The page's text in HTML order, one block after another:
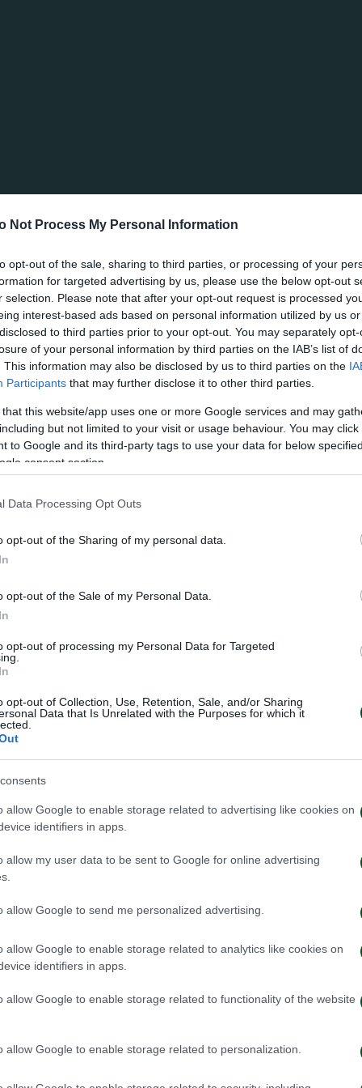
Not Process My Personal Information
opt-out of the sale, sharing to third parties, or processing of your
for targeted advertising by us, please use the below opt-out
selection. Please note that after your opt-out request is processed
interest-based ads based on personal information utilized by us
to third parties prior to your opt-out. You may separately
of your personal information by third parties on the IAB’s list of
This information may also be disclosed by us to third parties on the
Participants that may further disclose it to other third parties.
that this website/app uses one or more Google services and may
but not limited to your visit or usage behaviour. You may
to Google and its third-party tags to use your data for below
consent section.
Data Processing Opt Outs
opt-out of the Sharing of my personal data.
opt-out of the Sale of my Personal Data.
opt-out of processing my Personal Data for Targeted
opt-out of Collection, Use, Retention, Sale, and/or Sharing
Data that Is Unrelated with the Purposes for which it
allow Google to enable storage related to advertising like cookies on
identifiers in apps.
allow my user data to be sent to Google for online advertising
allow Google to send me personalized advertising.
allow Google to enable storage related to analytics like cookies on
identifiers in apps.
allow Google to enable storage related to functionality of the website
allow Google to enable storage related to personalization.
του Άλβαρες εντός περιοχής. Ο Σπόραρ
στην αριστερή πλευρά αποκρούοντας, ενώ στην
ανάποδο ψαλίδι. Και πάλι όμως ο γκολκίπερ του
σωτήρια επέμβαση, ενώ στη συνέχεια η μπάλα
αλλαγή για τους Πράσινους λόγω ενοχλήσεων
τον Βέρμπιτς, σούταρε ωραία αλλά ο
Αστέρα αντέδρασε αποτελεσματικά σε άλλες δύο
του Μλαντένοβιτς μετά από πάσα του Τσέριν και
να γίνει απειλητικός στο 71’ με τον Καλτσά,
στην ενδεκάδα απ’ τον Γιοβάνοβιτς -με την είσοδο
αποτέλεσμα καθώς το Τριφύλλι όχι μόνο επανέκτησε
άλλων δύο τερμάτων.
και ο διαιτητής καταλόγισε το πέναλτι που
στο 87’ σκόραρε για δεύτερη φορά στο ματς. Ο
όπου ο Ιωαννίδης έκανε την κούρσα, είδε ότι ο
του και με ένα καταπληκτικό τελείωμα από
Καρμόνα, Καστάνιο, Χριστόπουλος, Γκρόζντανιτς
Ζουγλής), Καλτσάς (81’ Σίτο), Ρεγκίς, Μιριτέγιο
Γεντβάι (84’ Ρουμπέν), Πάλμερ Μπράουν (46’
(74’ Βιλένα), Βέρμπιτς (66’ Μαντσίνι), Σπόραρ